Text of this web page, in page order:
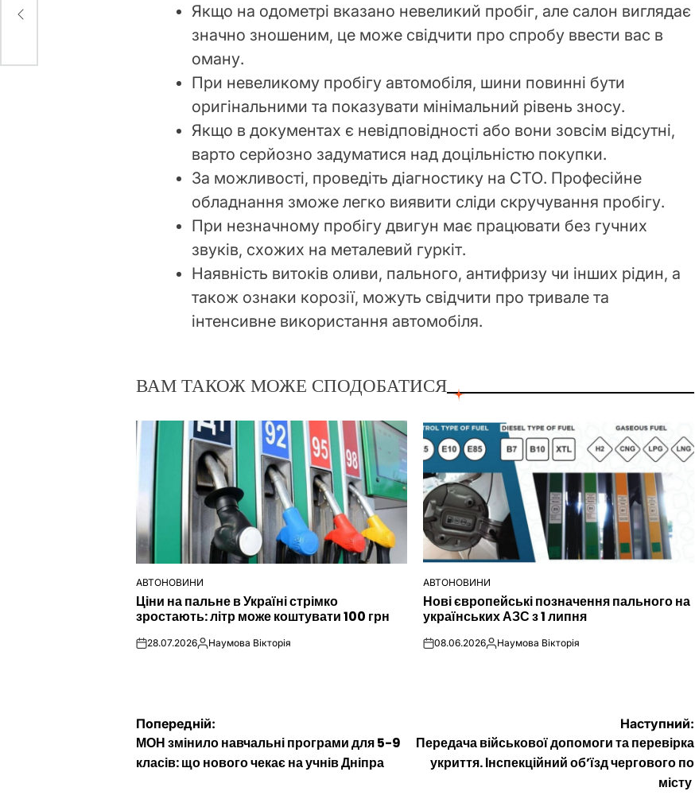
Якщо на одометрі вказано невеликий пробіг, але салон виглядає
значно зношеним, це може свідчити про спробу ввести вас в
оману.
При невеликому пробігу автомобіля, шини повинні бути
оригінальними та показувати мінімальний рівень зносу.
Якщо в документах є невідповідності або вони зовсім відсутні,
варто серйозно задуматися над доцільністю покупки.
За можливості, проведіть діагностику на СТО. Професійне
обладнання зможе легко виявити сліди скручування пробігу.
При незначному пробігу двигун має працювати без гучних
звуків, схожих на металевий гуркіт.
Наявність витоків оливи, пального, антифризу чи інших рідин, а
також ознаки корозії, можуть свідчити про тривале та
інтенсивне використання автомобіля.
ВАМ ТАКОЖ МОЖЕ СПОДОБАТИСЯ
ОПУБЛІКУВАТИ
У
АВТОНОВИНИ
Ціни на пальне в Україні стрімко
зростають: літр може коштувати 100 грн
on28.07.2026Опубліковано
Наумова Вікторія
ОПУБЛІКУВАТИ
У
АВТОНОВИНИ
Нові європейські позначення пального на
українських АЗС з 1 липня
on08.06.2026Опубліковано
Наумова Вікторія
Навігація
записів
Попередній:
МОН змінило навчальні програми для 5-9
класів: що нового чекає на учнів Дніпра
Наступний:
Передача військової допомоги та перевірка
укриття. Інспекційний обʼїзд чергового по
місту